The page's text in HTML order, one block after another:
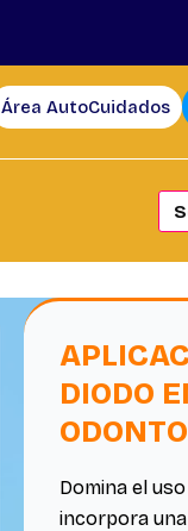
Área AutoCuidados
DIODO
Domina el
incorpora